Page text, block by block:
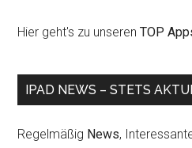
Hier geht's zu unserenTOP
IPAD NEWS – STETS
Regelmäßig News,